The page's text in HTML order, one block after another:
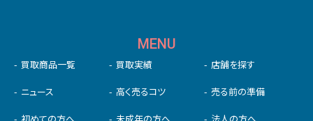
MENU